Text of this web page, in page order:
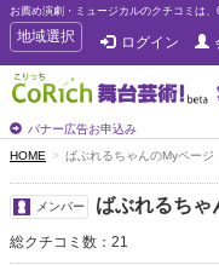
お薦め演劇・ミュージカルのクチコミは、
T
o
g
g
e
n
a
v
i
g
a
地域選択 ログイン
バナー広告お申込み
HOME ばぶれるちゃんのMyページ
メンバー ばぶれるちゃ
総クチコミ数：21